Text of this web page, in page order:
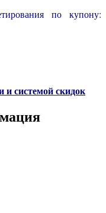
по купону:
и системой скидок